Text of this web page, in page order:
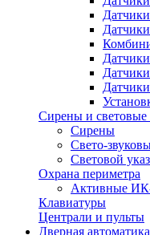
Сирены и световые
Сирены
Свето-
Световой
Охрана периметра
Активные
Клавиатуры
Централи и пульты
Дверная автоматика